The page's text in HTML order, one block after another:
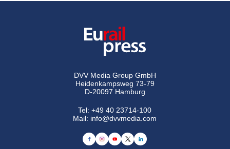
DVV Media Group GmbH
Heidenkampsweg 73-79
D-20097 Hamburg
Tel:+49 40 23714-100
Mail: info@dvvmedia.com